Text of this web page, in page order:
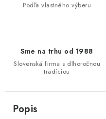
Podľa vlastného výberu
Sme na trhu od 1988
Slovenská firma s dlhoročnou
tradíciou
Popis